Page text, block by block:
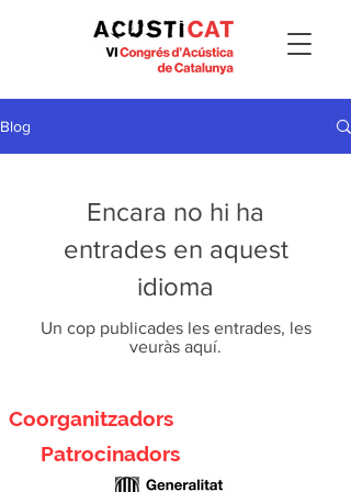
Blog
Encara no hi ha
entrades en aquest
idioma
Un cop publicades les entrades, les
veuràs aquí.
Coorganitzadors
Patrocinadors